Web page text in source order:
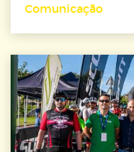
Comunicação